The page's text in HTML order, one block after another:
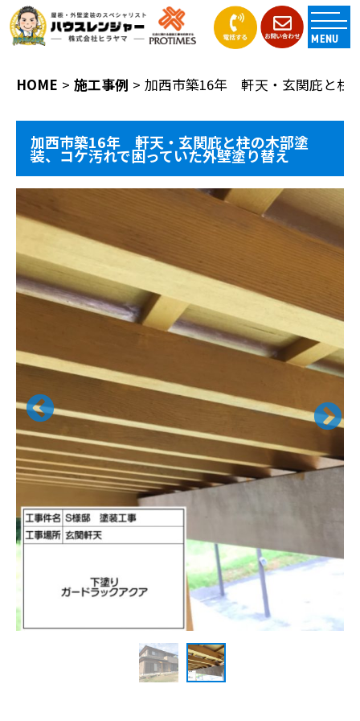
MENU
HOME 施工事例 加西市築16年 軒天・玄関庇と柱
加西市築16年 軒天・玄関庇と柱の木部塗
装、コケ汚れで困っていた外壁塗り替え